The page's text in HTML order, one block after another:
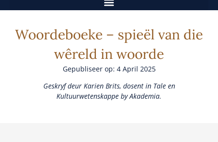
Woordeboeke – spieël van die
wêreld in woorde
Gepubliseer op: 4 April 2025
Geskryf deur Karien Brits, dosent in Tale en
Kultuurwetenskappe by Akademia.